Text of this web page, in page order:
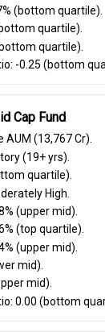
(bottom quartile).
quartile).
quartile).
-0.25 (bottom
Cap Fund
(₹13,767 Cr).
(19+ yrs).
quartile).
High.
(upper mid).
(top quartile).
(upper mid).
mid).
mid).
0.00 (bottom